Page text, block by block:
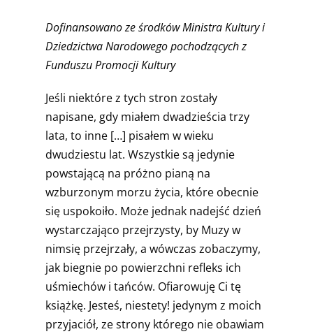
Dofinansowano ze środków Ministra Kultury i
Dziedzictwa Narodowego pochodzących z
Funduszu Promocji Kultury
Jeśli niektóre z tych stron zostały
napisane, gdy miałem dwadzieścia trzy
lata, to inne […] pisałem w wieku
dwudziestu lat. Wszystkie są jedynie
powstającą na próżno pianą na
wzburzonym morzu życia, które obecnie
się uspokoiło. Może jednak nadejść dzień
wystarczająco przejrzysty, by Muzy w
nimsię przejrzały, a wówczas zobaczymy,
jak biegnie po powierzchni refleks ich
uśmiechów i tańców. Ofiarowuję Ci tę
książkę. Jesteś, niestety! jedynym z moich
przyjaciół, ze strony którego nie obawiam